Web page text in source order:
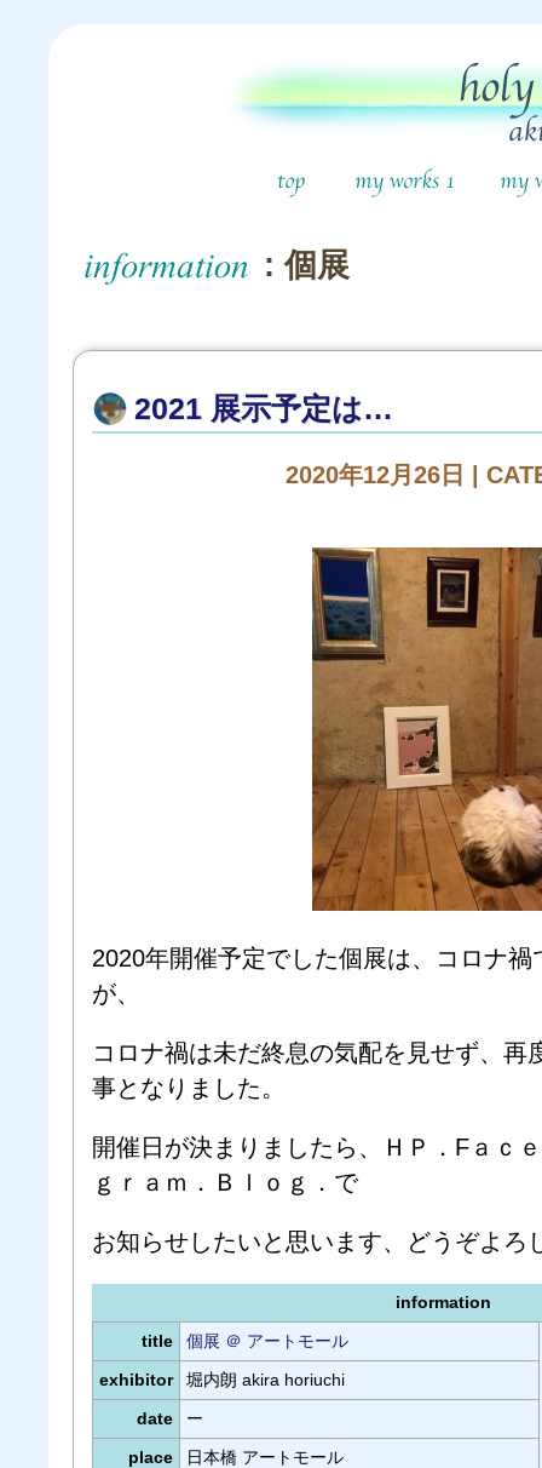
: 個展
2021 展示予定は…
2020年12月26日 |
2020年開催予定でした個展は、コロナ
が、
コロナ禍は未だ終息の気配を見せず、再
事となりました。
開催日が決まりましたら、ＨＰ．Fａｃ
ｇｒａｍ．Ｂｌｏｇ．で
お知らせしたいと思います、どうぞよろ
information
title
個展 ＠ アートモール
exhibitor
堀内朗 akira horiuchi
date
ー
place
日本橋 アートモール